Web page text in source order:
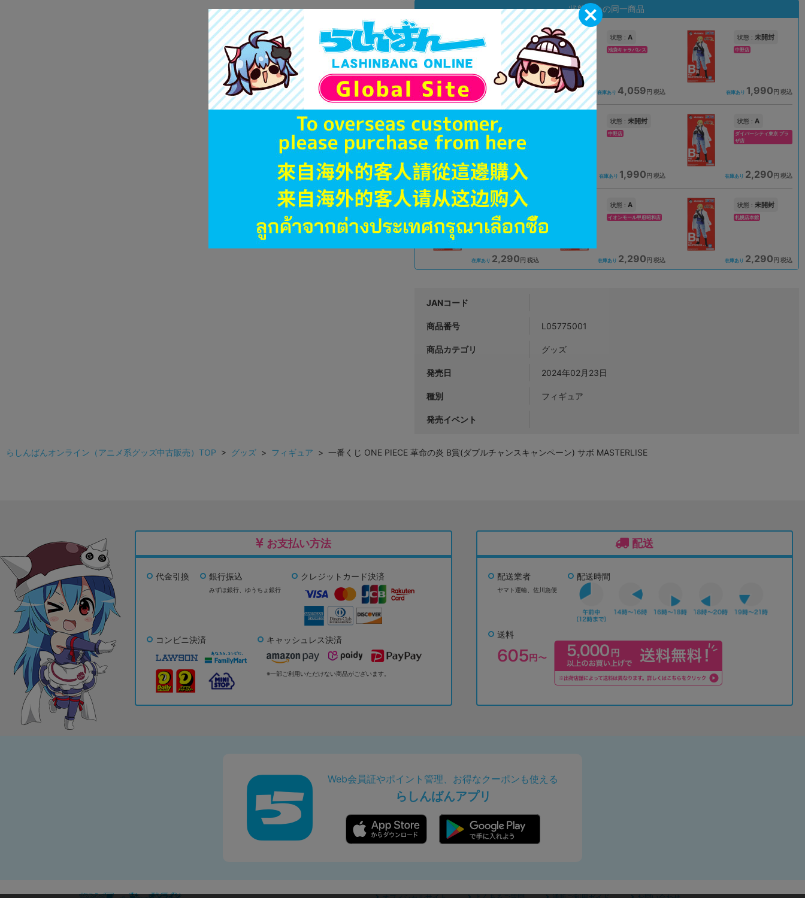
状態違いの同一商品
状態 : A
オンライン
品切状態 2,290円 税込
状態 : A
池袋キャラパレス
在庫あり 4,059円 税込
状態 : 未開封
中野店
在庫あり 1,990円 税込
状態 :
中野店
在庫あり 1,791円 税込
状態 : 未開封
中野店
在庫あり 1,990 円 税込
状態 : A
ダイバーシティ東京 プラ
ザ店
在庫あり 2,290 円 税込
状態 :未開封
イオンモール新利府店
在庫あり 2,290円 税込
状態 : A
イオンモール甲府昭和店
在庫あり 2,290円 税込
状態 : 未開封
札幌店本館
在庫あり 2,290円 税込
JANコード
商品番号 L05775001
商品カテゴリ グッズ
発売日 2024年02月23日
種別 フィギュア
発売イベント
らしんばんオンライン（アニメ系グッズ中古販売）TOP > グッズ > フィギュア > 一番くじ ONE PIECE 革命の炎 B賞(ダブルチャンスキャンペーン) サボ MASTERLISE
お支払い方法
代金引換 銀行振込
みずほ銀行、 ゆうちょ銀行
クレジットカード決済
コンビニ決済 キャッシュレス決済
※一部ご利用いただけない商品がございます。
配送
配送業者
ヤマト運輸、佐川急便
配送時間
送料
Web会員証やポイント管理、お得なクーポンも使える
らしんばんアプリ